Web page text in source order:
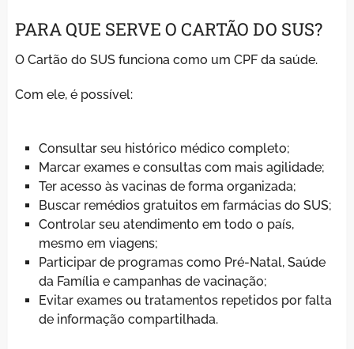
PARA QUE SERVE O CARTÃO DO SUS?
O Cartão do SUS funciona como um CPF da saúde.
Com ele, é possível:
Consultar seu histórico médico completo;
Marcar exames e consultas com mais agilidade;
Ter acesso às vacinas de forma organizada;
Buscar remédios gratuitos em farmácias do SUS;
Controlar seu atendimento em todo o país,
mesmo em viagens;
Participar de programas como Pré-Natal, Saúde
da Família e campanhas de vacinação;
Evitar exames ou tratamentos repetidos por falta
de informação compartilhada.